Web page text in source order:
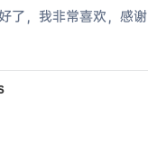
了，我非常喜欢，感谢